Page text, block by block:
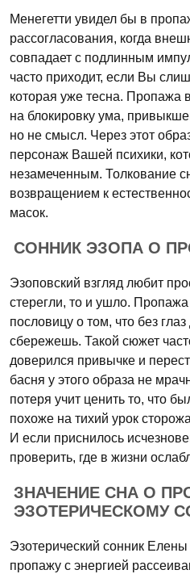
Менегетти увидел бы в
рассогласования, когда
совпадает с подлинным
часто приходит, если Вы
которая уже тесна. Пропажа
на блокировку ума,
но не смысл. Через этот
персонаж Вашей психики,
незамеченным. Толкование
возвращением к
масок.
СОННИК ЭЗОПА О
Эзоповский взгляд любит
стерегли, то и ушло.
пословицу о том, что без
сбережешь. Такой сюжет
доверился привычке и
басня у этого образа не
потеря учит ценить то, что
похоже на тихий урок
И если приснилось
проверить, где в жизни
ЗНАЧЕНИЕ СНА О
ЭЗОТЕРИЧЕСКОМУ
Эзотерический сонник
пропажу с энергией